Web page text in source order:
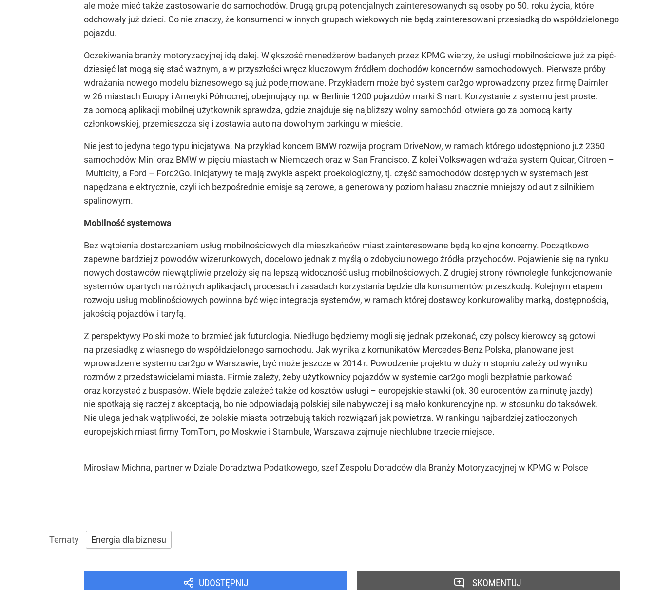
ale może mieć także zastosowanie do samochodów. Drugą grupą potencjalnych zainteresowanych są osoby po 50. roku życia, które
odchowały już dzieci. Co nie znaczy, że konsumenci w innych grupach wiekowych nie będą zainteresowani przesiadką do współdzielonego
pojazdu.
Oczekiwania branży motoryzacyjnej idą dalej. Większość menedżerów badanych przez KPMG wierzy, że usługi mobilnościowe już za pięć-
dziesięć lat mogą się stać ważnym, a w przyszłości wręcz kluczowym źródłem dochodów koncernów samochodowych. Pierwsze próby
wdrażania nowego modelu biznesowego są już podejmowane. Przykładem może być system car2go wprowadzony przez firmę Daimler
w 26 miastach Europy i Ameryki Północnej, obejmujący np. w Berlinie 1200 pojazdów marki Smart. Korzystanie z systemu jest proste:
za pomocą aplikacji mobilnej użytkownik sprawdza, gdzie znajduje się najbliższy wolny samochód, otwiera go za pomocą karty
członkowskiej, przemieszcza się i zostawia auto na dowolnym parkingu w mieście.
Nie jest to jedyna tego typu inicjatywa. Na przykład koncern BMW rozwija program DriveNow, w ramach którego udostępniono już 2350
samochodów Mini oraz BMW w pięciu miastach w Niemczech oraz w San Francisco. Z kolei Volkswagen wdraża system Quicar, Citroen –
Multicity, a Ford – Ford2Go. Inicjatywy te mają zwykle aspekt proekologiczny, tj. część samochodów dostępnych w systemach jest
napędzana elektrycznie, czyli ich bezpośrednie emisje są zerowe, a generowany poziom hałasu znacznie mniejszy od aut z silnikiem
spalinowym.
Mobilność systemowa
Bez wątpienia dostarczaniem usług mobilnościowych dla mieszkańców miast zainteresowane będą kolejne koncerny. Początkowo
zapewne bardziej z powodów wizerunkowych, docelowo jednak z myślą o zdobyciu nowego źródła przychodów. Pojawienie się na rynku
nowych dostawców niewątpliwie przełoży się na lepszą widoczność usług mobilnościowych. Z drugiej strony równoległe funkcjonowanie
systemów opartych na różnych aplikacjach, procesach i zasadach korzystania będzie dla konsumentów przeszkodą. Kolejnym etapem
rozwoju usług moblinościowych powinna być więc integracja systemów, w ramach której dostawcy konkurowaliby marką, dostępnością,
jakością pojazdów i taryfą.
Z perspektywy Polski może to brzmieć jak futurologia. Niedługo będziemy mogli się jednak przekonać, czy polscy kierowcy są gotowi
na przesiadkę z własnego do współdzielonego samochodu. Jak wynika z komunikatów Mercedes-Benz Polska, planowane jest
wprowadzenie systemu car2go w Warszawie, być może jeszcze w 2014 r. Powodzenie projektu w dużym stopniu zależy od wyniku
rozmów z przedstawicielami miasta. Firmie zależy, żeby użytkownicy pojazdów w systemie car2go mogli bezpłatnie parkować
oraz korzystać z buspasów. Wiele będzie zależeć także od kosztów usługi – europejskie stawki (ok. 30 eurocentów za minutę jazdy)
nie spotkają się raczej z akceptacją, bo nie odpowiadają polskiej sile nabywczej i są mało konkurencyjne np. w stosunku do taksówek.
Nie ulega jednak wątpliwości, że polskie miasta potrzebują takich rozwiązań jak powietrza. W rankingu najbardziej zatłoczonych
europejskich miast firmy TomTom, po Moskwie i Stambule, Warszawa zajmuje niechlubne trzecie miejsce.
Mirosław Michna, partner w Dziale Doradztwa Podatkowego, szef Zespołu Doradców dla Branży Motoryzacyjnej w KPMG w Polsce
Energia dla biznesu
UDOSTĘPNIJ SKOMENTUJ